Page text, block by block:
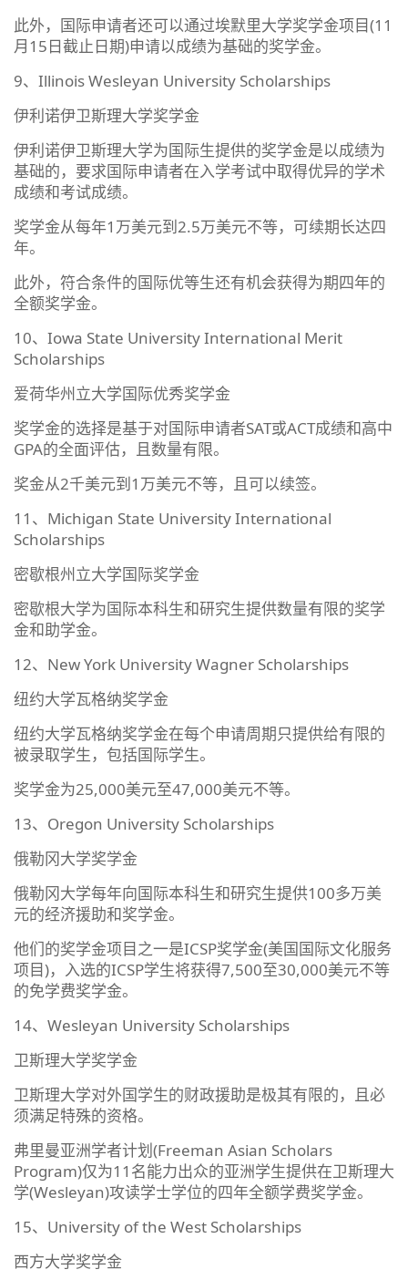
此外，国际申请者还可以通过埃默里大学奖学金项目(11
月15日截止日期)申请以成绩为基础的奖学金。
9、Illinois Wesleyan University Scholarships
伊利诺伊卫斯理大学奖学金
伊利诺伊卫斯理大学为国际生提供的奖学金是以成绩为
基础的，要求国际申请者在入学考试中取得优异的学术
成绩和考试成绩。
奖学金从每年1万美元到2.5万美元不等，可续期长达四
年。
此外，符合条件的国际优等生还有机会获得为期四年的
全额奖学金。
10、Iowa State University International Merit
Scholarships
爱荷华州立大学国际优秀奖学金
奖学金的选择是基于对国际申请者SAT或ACT成绩和高中
GPA的全面评估，且数量有限。
奖金从2千美元到1万美元不等，且可以续签。
11、Michigan State University International
Scholarships
密歇根州立大学国际奖学金
密歇根大学为国际本科生和研究生提供数量有限的奖学
金和助学金。
12、New York University Wagner Scholarships
纽约大学瓦格纳奖学金
纽约大学瓦格纳奖学金在每个申请周期只提供给有限的
被录取学生，包括国际学生。
奖学金为25,000美元至47,000美元不等。
13、Oregon University Scholarships
俄勒冈大学奖学金
俄勒冈大学每年向国际本科生和研究生提供100多万美
元的经济援助和奖学金。
他们的奖学金项目之一是ICSP奖学金(美国国际文化服务
项目)，入选的ICSP学生将获得7,500至30,000美元不等
的免学费奖学金。
14、Wesleyan University Scholarships
卫斯理大学奖学金
卫斯理大学对外国学生的财政援助是极其有限的，且必
须满足特殊的资格。
弗里曼亚洲学者计划(Freeman Asian Scholars
Program)仅为11名能力出众的亚洲学生提供在卫斯理大
学(Wesleyan)攻读学士学位的四年全额学费奖学金。
15、University of the West Scholarships
西方大学奖学金